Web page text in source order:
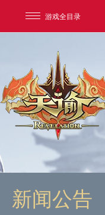
游戏全目录
网易游
我的足迹：
新闻公告